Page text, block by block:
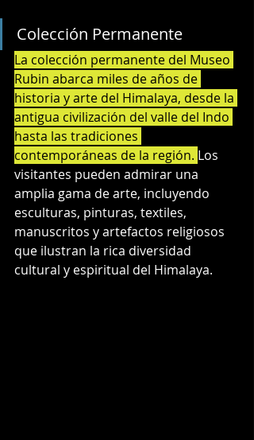
Colección Permanente
La colección permanente del Museo
Rubin abarca miles de años de
historia y arte del Himalaya, desde la
antigua civilización del valle del Indo
hasta las tradiciones
contemporáneas de la región. Los
visitantes pueden admirar una
amplia gama de arte, incluyendo
esculturas, pinturas, textiles,
manuscritos y artefactos religiosos
que ilustran la rica diversidad
cultural y espiritual del Himalaya.